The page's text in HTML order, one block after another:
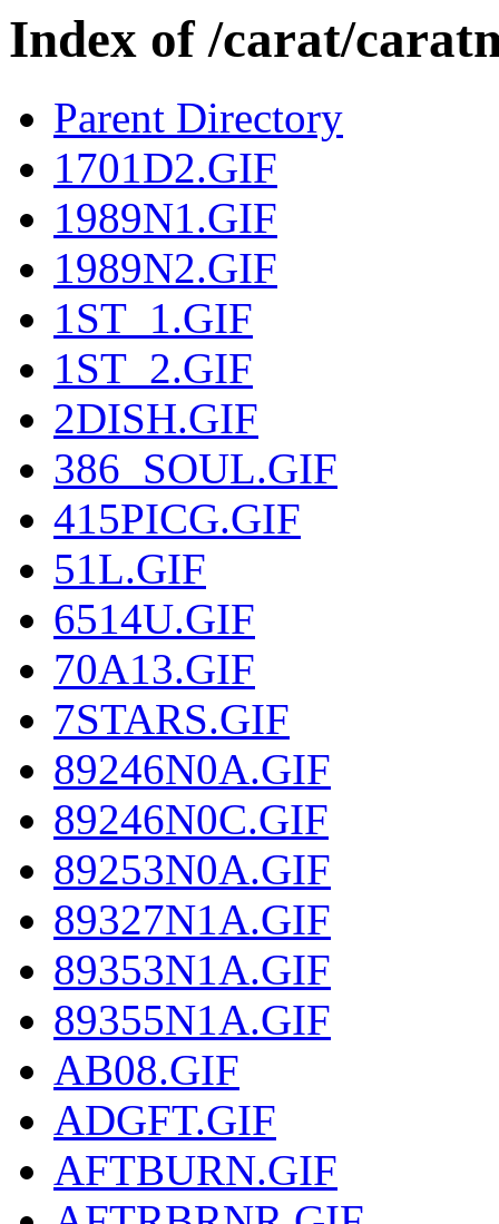
Index of /carat/
Parent Directory
1701D2.GIF
1989N1.GIF
1989N2.GIF
1ST_1.GIF
1ST_2.GIF
2DISH.GIF
386_SOUL.GIF
415PICG.GIF
51L.GIF
6514U.GIF
70A13.GIF
7STARS.GIF
89246N0A.GIF
89246N0C.GIF
89253N0A.GIF
89327N1A.GIF
89353N1A.GIF
89355N1A.GIF
AB08.GIF
ADGFT.GIF
AFTBURN.GIF